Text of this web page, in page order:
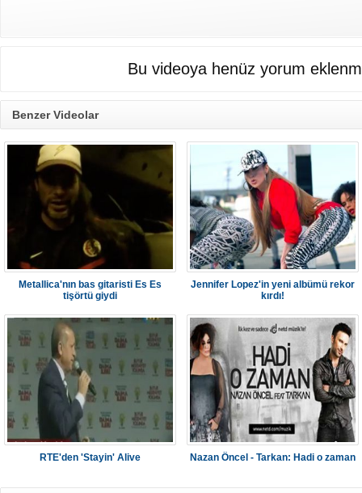
Bu videoya henüz yorum
Benzer Videolar
Metallica'nın bas gitaristi Es Es
tişörtü giydi
Jennifer Lopez'in yeni albümü rekor
kırdı!
RTE'den 'Stayin' Alive Nazan Öncel - Tarkan: Hadi o zaman